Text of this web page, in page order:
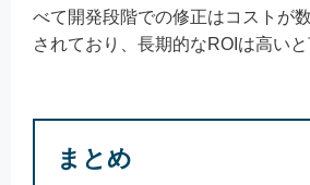
べて開発段階での修正はコストが
されており、長期的なROIは高いと
まとめ